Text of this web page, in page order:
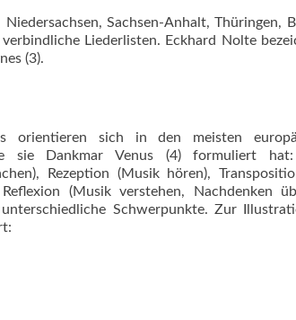
Sachsen-Anhalt, Thüringen,
Liederlisten. Eckhard Nolte
(3).
orientieren sich in den meisten
sie Dankmar Venus (4) formuliert
Rezeption (Musik hören),
(Musik verstehen, Nachdenken
Schwerpunkte. Zur